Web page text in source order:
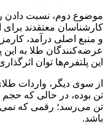
موضوع دوم، نسبت دادن
کارشناسان معتقدند برای
و منبع اصلی درآمد،
عرضه‌کنندگان طلا به این
این پلتفرم‌ها توان
تن می‌رسد؛ رقمی که
باشد.